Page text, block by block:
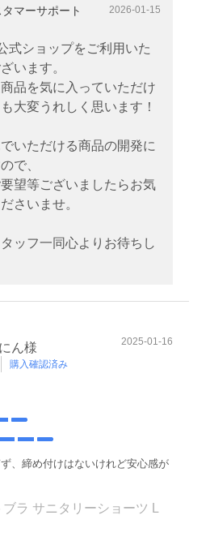
マーサポート 2026-01-15
式ショップをご利用いた
います。
品を気に入っていただけ
大変うれしく思います！
いただける商品の開発に
で、
望等ございましたらお気
さいませ。
ッフ一同心よりお待ちし
にん様
購入確認済み
2025-01-16
、締め付けはないけれど安心感が
ラ サニタリーショーツ L